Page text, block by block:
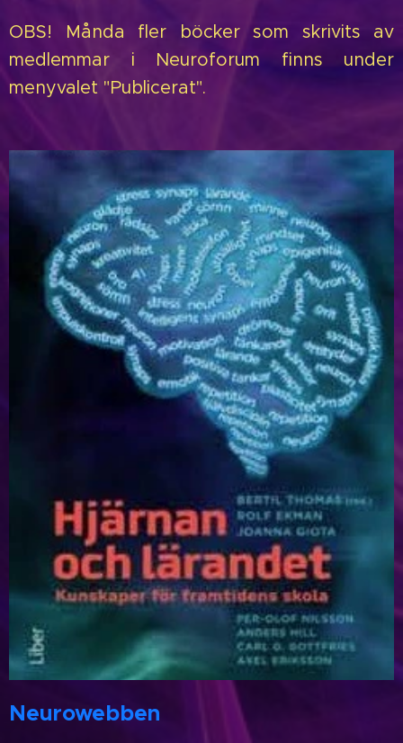
OBS! Månda fler böcker som skrivits av
medlemmar i Neuroforum finns under
menyvalet "Publicerat".
Neurowebben